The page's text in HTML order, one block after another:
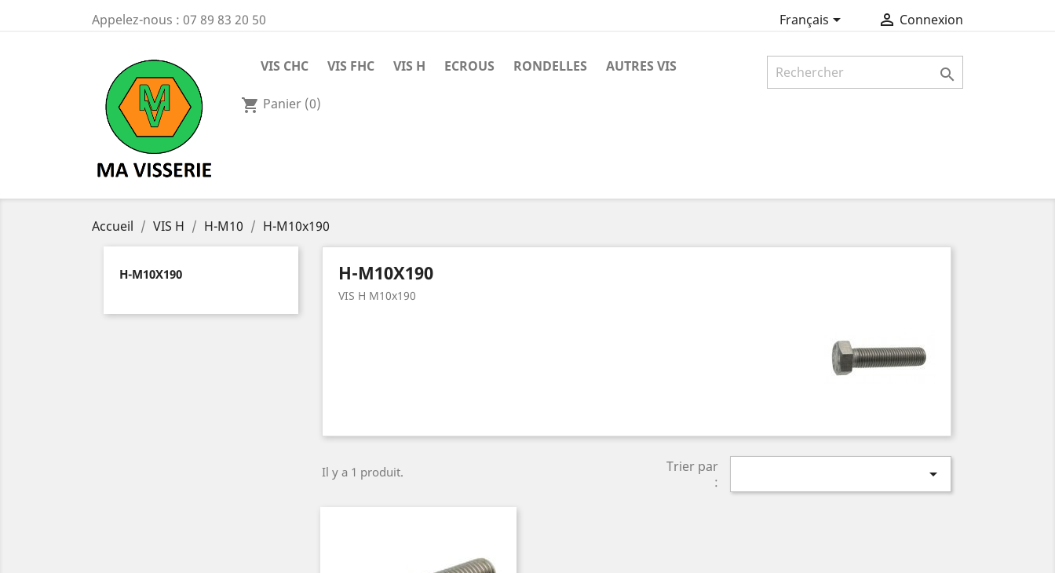
Appelez-nous : 07 89 83 20 50 Français  Connexion
VIS CHC VIS FHC VIS H ECROUS RONDELLES AUTRES VIS

shopping_cart Panier (0)
Accueil VIS H H-M10 H-M10x190
H-M10X190 H-M10X190
VIS H M10x190
Il y a 1 produit.
Trier par
:
